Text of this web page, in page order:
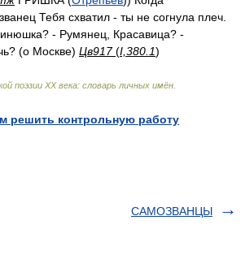
Тебя схватил - ты не согнула плеч.
- Румянец, Красавица? -
(о Москве) Цв917(I,380.1)
поэзии XX века: словарь личных имён
решить контрольную работу
САМОЗВАНЦЫ